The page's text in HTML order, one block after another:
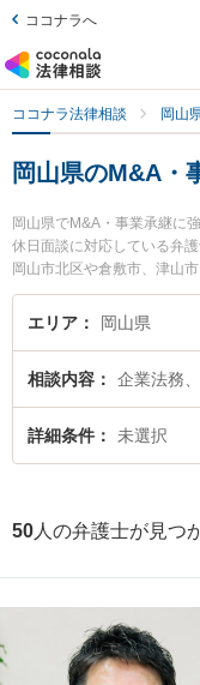
ココナラへ
ココナラ法律相談 岡山
岡山県のM&A・
岡山県でM&A・事業承継に
休日面談に対応している弁
岡山市北区や倉敷市、津山
務に関係する顧問弁護士契
就業規則作成等の細かな分
や弁護士費用、強みなどが
たM&A・事業承継のトラブ
継のトラブル解決の実績豊
エリア 岡山県
相談内容 企業法務
詳細条件 未選択
50 人の弁護士が見つ